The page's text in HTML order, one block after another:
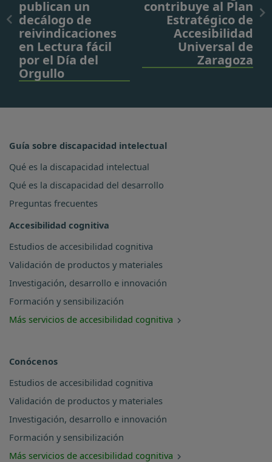
publican un
decálogo de
reivindicaciones
en Lectura fácil
por el Día del
Orgullo
contribuye al Plan
Estratégico de
Accesibilidad
Universal de
Zaragoza
Guía sobre discapacidad intelectual
Qué es la discapacidad intelectual
Qué es la discapacidad del desarrollo
Preguntas frecuentes
Accesibilidad cognitiva
Estudios de accesibilidad cognitiva
Validación de productos y materiales
Investigación, desarrollo e innovación
Formación y sensibilización
Más servicios de accesibilidad cognitiva
Conócenos
Estudios de accesibilidad cognitiva
Validación de productos y materiales
Investigación, desarrollo e innovación
Formación y sensibilización
Más servicios de accesibilidad cognitiva